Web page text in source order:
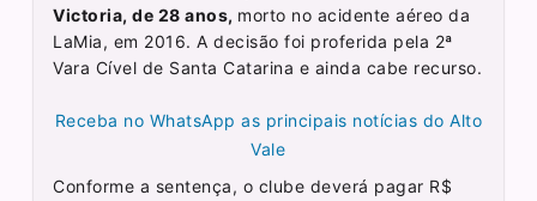
Victoria, de 28 anos, morto no acidente aéreo da
LaMia, em 2016. A decisão foi proferida pela 2ª
Vara Cível de Santa Catarina e ainda cabe recurso.
Receba no WhatsApp as principais notícias do Alto
Vale
Conforme a sentença, o clube deverá pagar R$